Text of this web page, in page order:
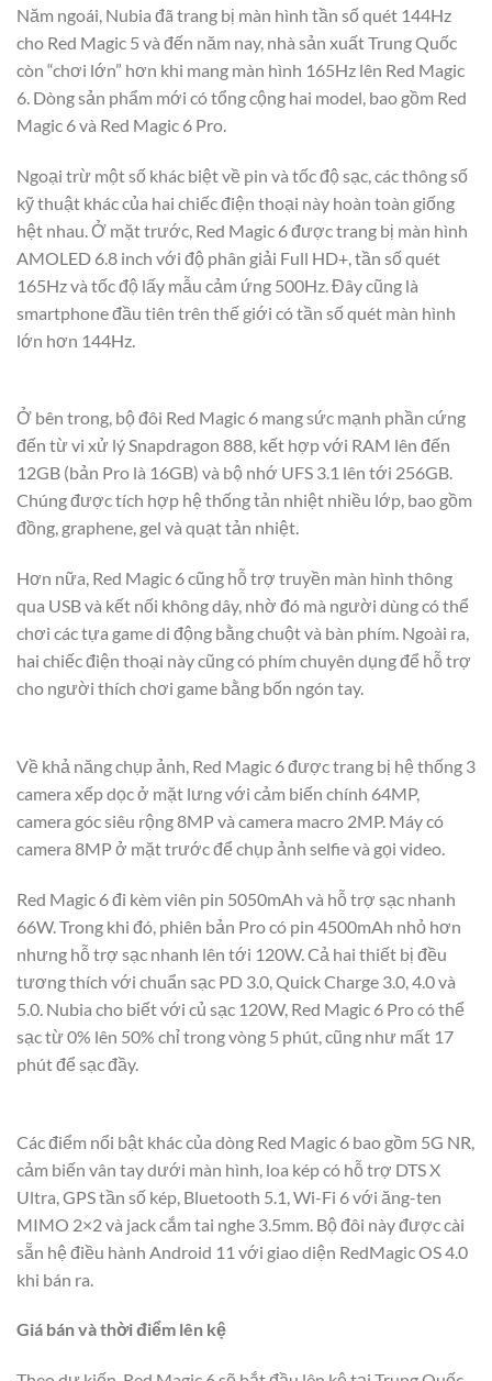
Năm ngoái, Nubia đã trang bị màn hình tần số quét 144Hz
cho Red Magic 5 và đến năm nay, nhà sản xuất Trung Quốc
còn “chơi lớn” hơn khi mang màn hình 165Hz lên Red Magic
6. Dòng sản phẩm mới có tổng cộng hai model, bao gồm Red
Magic 6 và Red Magic 6 Pro.
Ngoại trừ một số khác biệt về pin và tốc độ sạc, các thông số
kỹ thuật khác của hai chiếc điện thoại này hoàn toàn giống
hệt nhau. Ở mặt trước, Red Magic 6 được trang bị màn hình
AMOLED 6.8 inch với độ phân giải Full HD+, tần số quét
165Hz và tốc độ lấy mẫu cảm ứng 500Hz. Đây cũng là
smartphone đầu tiên trên thế giới có tần số quét màn hình
lớn hơn 144Hz.
Ở bên trong, bộ đôi Red Magic 6 mang sức mạnh phần cứng
đến từ vi xử lý Snapdragon 888, kết hợp với RAM lên đến
12GB (bản Pro là 16GB) và bộ nhớ UFS 3.1 lên tới 256GB.
Chúng được tích hợp hệ thống tản nhiệt nhiều lớp, bao gồm
đồng, graphene, gel và quạt tản nhiệt.
Hơn nữa, Red Magic 6 cũng hỗ trợ truyền màn hình thông
qua USB và kết nối không dây, nhờ đó mà người dùng có thể
chơi các tựa game di động bằng chuột và bàn phím. Ngoài ra,
hai chiếc điện thoại này cũng có phím chuyên dụng để hỗ trợ
cho người thích chơi game bằng bốn ngón tay.
Về khả năng chụp ảnh, Red Magic 6 được trang bị hệ thống 3
camera xếp dọc ở mặt lưng với cảm biến chính 64MP,
camera góc siêu rộng 8MP và camera macro 2MP. Máy có
camera 8MP ở mặt trước để chụp ảnh selfie và gọi video.
Red Magic 6 đi kèm viên pin 5050mAh và hỗ trợ sạc nhanh
66W. Trong khi đó, phiên bản Pro có pin 4500mAh nhỏ hơn
nhưng hỗ trợ sạc nhanh lên tới 120W. Cả hai thiết bị đều
tương thích với chuẩn sạc PD 3.0, Quick Charge 3.0, 4.0 và
5.0. Nubia cho biết với củ sạc 120W, Red Magic 6 Pro có thể
sạc từ 0% lên 50% chỉ trong vòng 5 phút, cũng như mất 17
phút để sạc đầy.
Các điểm nổi bật khác của dòng Red Magic 6 bao gồm 5G NR,
cảm biến vân tay dưới màn hình, loa kép có hỗ trợ DTS X
Ultra, GPS tần số kép, Bluetooth 5.1, Wi-Fi 6 với ăng-ten
MIMO 2×2 và jack cắm tai nghe 3.5mm. Bộ đôi này được cài
sẵn hệ điều hành Android 11 với giao diện RedMagic OS 4.0
khi bán ra.
Giá bán và thời điểm lên kệ